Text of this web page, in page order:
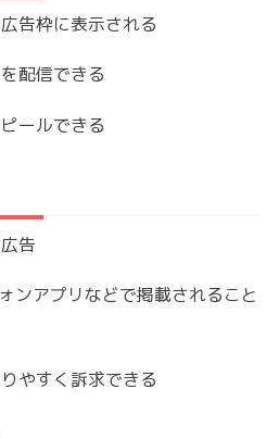
告枠に表示される
配信できる
ールできる
告
ンアプリなどで掲載されること
やすく訴求できる